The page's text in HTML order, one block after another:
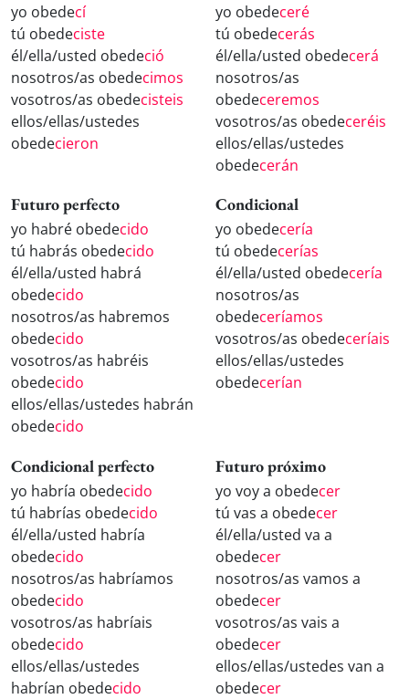
yo obedecí
tú obedeciste
él/ella/usted obedeció
nosotros/as obedecimos
vosotros/as obedecisteis
ellos/ellas/ustedes
obedecieron
yo obedeceré
tú obedecerás
él/ella/usted obedecerá
nosotros/as
obedeceremos
vosotros/as obedeceréis
ellos/ellas/ustedes
obedecerán
Futuro perfecto
yo habré obedecido
tú habrás obedecido
él/ella/usted habrá
obedecido
nosotros/as habremos
obedecido
vosotros/as habréis
obedecido
ellos/ellas/ustedes habrán
obedecido
Condicional
yo obedecería
tú obedecerías
él/ella/usted obedecería
nosotros/as
obedeceríamos
vosotros/as obedeceríais
ellos/ellas/ustedes
obedecerían
Condicional perfecto
yo habría obedecido
tú habrías obedecido
él/ella/usted habría
obedecido
nosotros/as habríamos
obedecido
vosotros/as habríais
obedecido
ellos/ellas/ustedes
habrían obedecido
Futuro próximo
yo voy a obedecer
tú vas a obedecer
él/ella/usted va a
obedecer
nosotros/as vamos a
obedecer
vosotros/as vais a
obedecer
ellos/ellas/ustedes van a
obedecer